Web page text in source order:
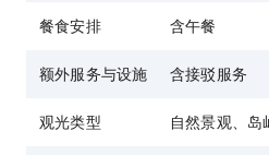
餐食安排 含午餐
额外服务与设施 含接驳服务
观光类型 自然景观、岛